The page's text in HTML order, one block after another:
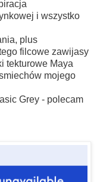
i wszystko
plus
filcowe zawijasy
tekturowe Maya
mojego
Grey - polecam